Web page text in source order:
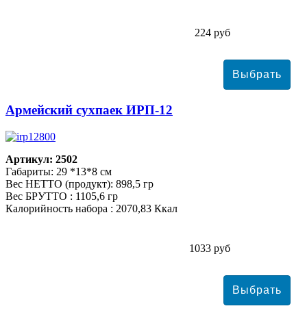
224 руб
Армейский сухпаек ИРП-12
Артикул: 2502
Габариты: 29 *13*8 см
Вес НЕТТО (продукт): 898,5 гр
Вес БРУТТО : 1105,6 гр
Калорийность набора : 2070,83 Ккал
1033 руб